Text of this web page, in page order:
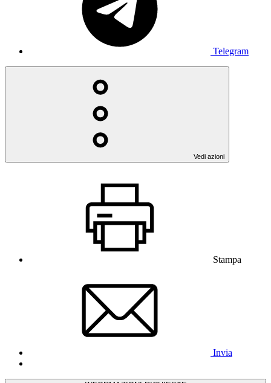
Telegram
Vedi azioni
Stampa
Invia